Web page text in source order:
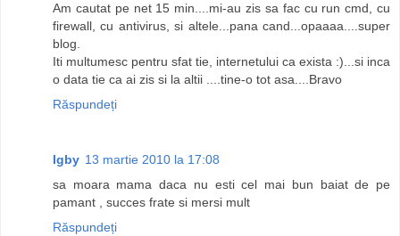
Am cautat pe net 15 min....mi-au zis sa fac cu run cmd, cu
firewall, cu antivirus, si altele...pana cand...opaaaa....super
blog.
Iti multumesc pentru sfat tie, internetului ca exista :)...si inca
o data tie ca ai zis si la altii ....tine-o tot asa....Bravo
Răspundeți
Igby 13 martie 2010 la 17:08
sa moara mama daca nu esti cel mai bun baiat de pe
pamant , succes frate si mersi mult
Răspundeți